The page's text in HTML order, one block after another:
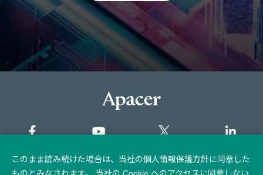
サイトマップ
このまま読み続けた場合は、当社の個人情報保護方針に同意した